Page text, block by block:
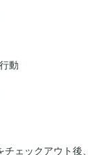
動
チェックアウト後